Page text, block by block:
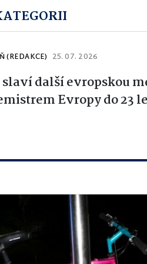
(REDAKCE) 25. 07. 2026
slaví další evropskou
Evropy do 23